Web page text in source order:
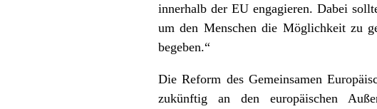
innerhalb der EU engagieren. Dabei
um den Menschen die Möglichkeit zu
begeben.“
Die Reform des Gemeinsamen
zukünftig an den europäischen